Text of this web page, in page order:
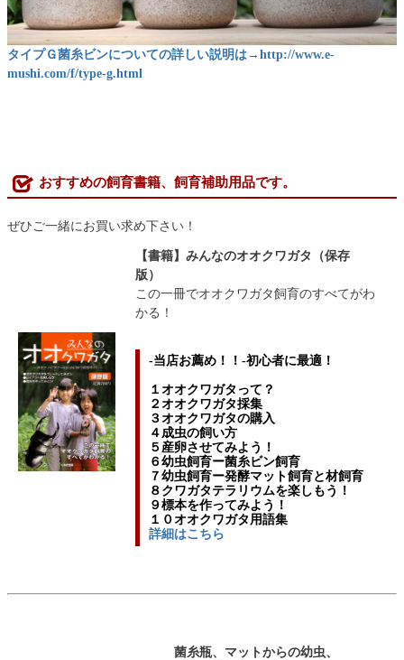
タイプＧ菌糸ビンについての詳しい説明は→http://www.e-
mushi.com/f/type-g.html
おすすめの飼育書籍、飼育補助用品です。
ぜひご一緒にお買い求め下さい！
【書籍】みんなのオオクワガタ（保存
版）
この一冊でオオクワガタ飼育のすべてがわ
かる！
-当店お薦め！！-初心者に最適！
１オオクワガタって？
２オオクワガタ採集
３オオクワガタの購入
４成虫の飼い方
５産卵させてみよう！
６幼虫飼育ー菌糸ビン飼育
７幼虫飼育ー発酵マット飼育と材飼育
８クワガタテラリウムを楽しもう！
９標本を作ってみよう！
１０オオクワガタ用語集
詳細はこちら
菌糸瓶、マットからの幼虫、